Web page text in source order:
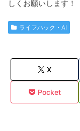
しくお願いします！
ライフハック・AI
X
Pocket